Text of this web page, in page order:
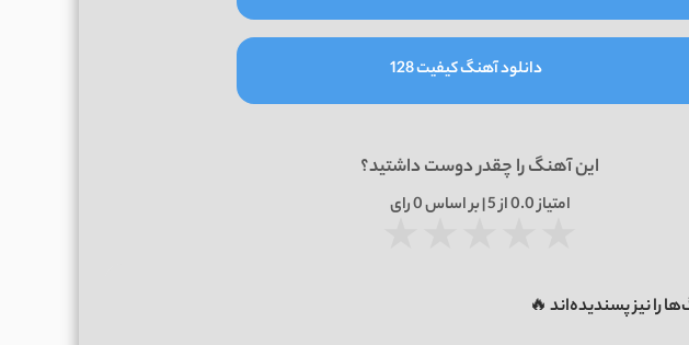
دانلود آهنگ کیفیت 128
این آهنگ را چقدر دوست داشتید؟
امتیاز0.0از 5 | بر اساس 0رای
را نیز پسندیده‌اند 🔥